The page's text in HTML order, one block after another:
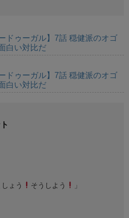
ドゥーガル】7話 穏健派のオゴ
白い対比だ
ドゥーガル】7話 穏健派のオゴ
白い対比だ
ょう そうしよう
」